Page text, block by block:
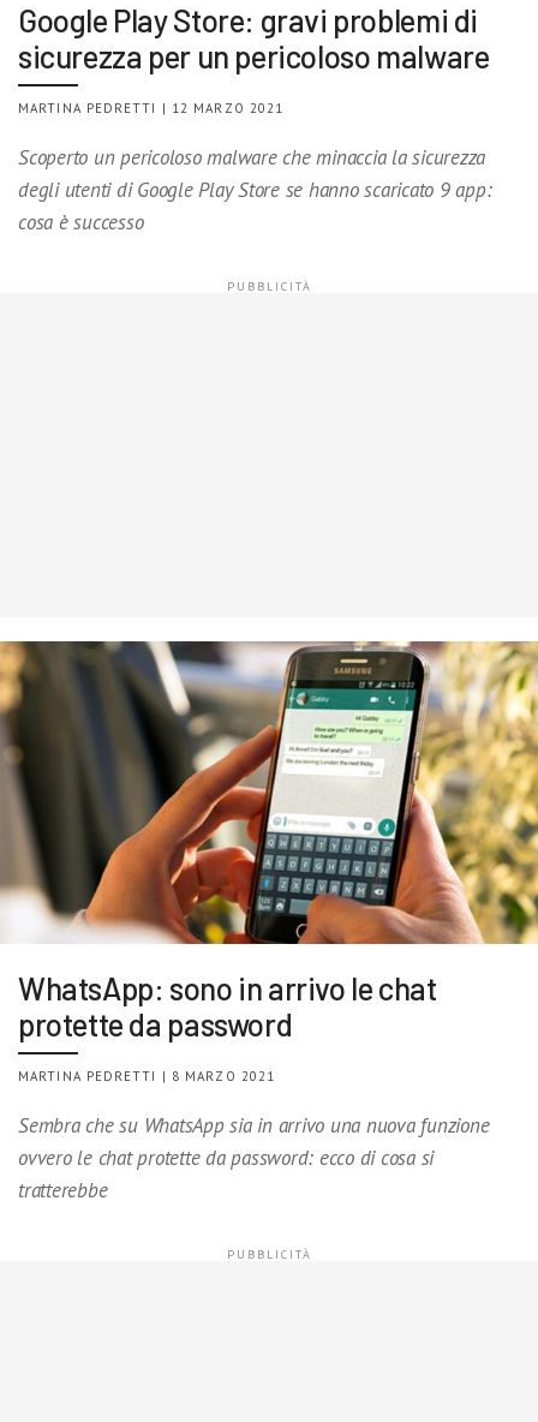
Google Play Store: gravi problemi di
sicurezza per un pericoloso malware
MARTINA PEDRETTI | 12 MARZO 2021
Scoperto un pericoloso malware che minaccia la sicurezza
degli utenti di Google Play Store se hanno scaricato 9 app:
cosa è successo
WhatsApp: sono in arrivo le chat
protette da password
MARTINA PEDRETTI | 8 MARZO 2021
Sembra che su WhatsApp sia in arrivo una nuova funzione
ovvero le chat protette da password: ecco di cosa si
tratterebbe